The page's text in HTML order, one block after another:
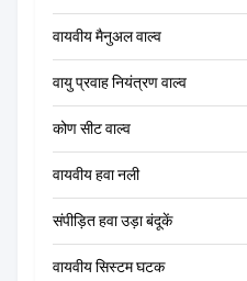
वायवीय मैनुअल वाल्व
वायु प्रवाह नियंत्रण वाल्व
कोण सीट वाल्व
वायवीय हवा नली
संपीड़ित हवा उड़ा बंदूकें
वायवीय सिस्टम घटक